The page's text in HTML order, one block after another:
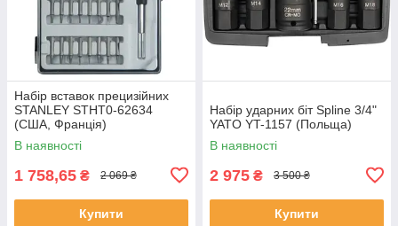
Набір вставок прецизійних
STANLEY STHT0-62634
(США, Франція)
В наявності
1 758,65 ₴ 2 069 ₴
Купити
Набір ударних біт Spline 3/4"
YATO YT-1157 (Польща)
В наявності
2 975 ₴ 3 500 ₴
Купити